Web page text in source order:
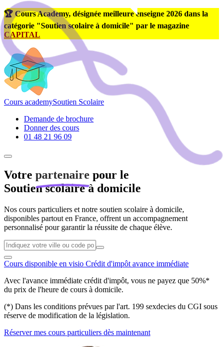
🏆 Cours Academy, désignée meilleure enseigne 2026 dans la
catégorie "Soutien scolaire à domicile" par le magazine
CAPITAL
Cours academySoutien Scolaire
Demande de brochure
Donner des cours
01 48 21 96 09
Votre partenaire pour le
Soutien scolaire à domicile
Nos cours particuliers et notre soutien scolaire à domicile,
disponibles partout en France, offrent un accompagnement
personnalisé pour garantir la réussite de chaque élève.
Cours disponible en visio Crédit d'impôt avance immédiate
Avec l'avance immédiate crédit d'impôt, vous ne payez que 50%*
du prix de l'heure de cours à domicile.
(*) Dans les conditions prévues par l'art. 199 sexdecies du CGI sous
réserve de modification de la législation.
Réserver mes cours particuliers dès maintenant